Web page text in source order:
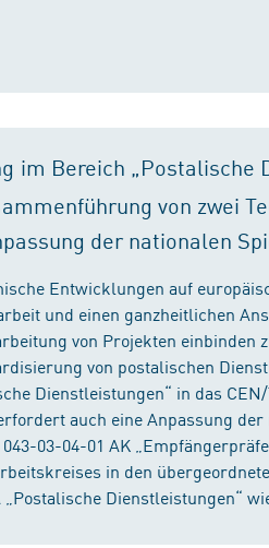
im Bereich „Postalische
von zwei
der nationalen
Entwicklungen auf
und einen ganzheitlichen
von Projekten einbinden
von postalischen
Dienstleistungen“ in das
auch eine Anpassung
03-04-01 AK
in den
„Postalische Dienstleistungen“